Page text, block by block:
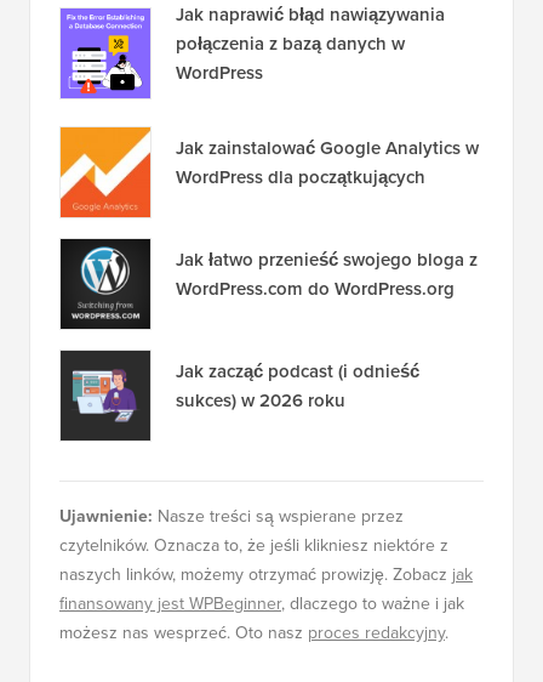
Jak naprawić błąd nawiązywania
połączenia z bazą danych w
WordPress
Jak zainstalować Google Analytics w
WordPress dla początkujących
Jak łatwo przenieść swojego bloga z
WordPress.com do WordPress.org
Jak zacząć podcast (i odnieść
sukces) w 2026 roku
Ujawnienie: Nasze treści są wspierane przez
czytelników. Oznacza to, że jeśli klikniesz niektóre z
naszych linków, możemy otrzymać prowizję. Zobacz jak
finansowany jest WPBeginner, dlaczego to ważne i jak
możesz nas wesprzeć. Oto nasz proces redakcyjny.